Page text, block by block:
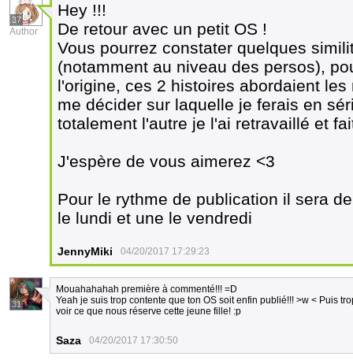
37
Author
Hey !!!
De retour avec un petit OS !
Vous pourrez constater quelques
(notamment au niveau des persos),
l'origine, ces 2 histoires abordaient
me décider sur laquelle je ferais en
totalement l'autre je l'ai retravaillé et
J'espère de vous aimerez <3
Pour le rythme de publication il sera
le lundi et une le vendredi
JennyMiki 04/20/2017 17:29:23
31
Mouahahahah première à commenté!!! =D
Yeah je suis trop contente que ton OS soit enfin publié!!! >w < Puis
voir ce que nous réserve cette jeune fille! :p
Saza 04/20/2017 17:30:50